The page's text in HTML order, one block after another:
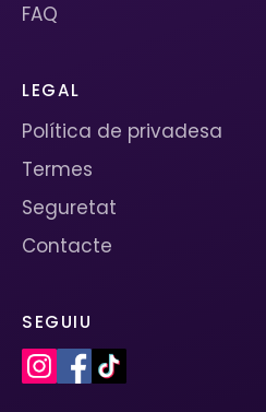
FAQ
LEGAL
Política de privadesa
Termes
Seguretat
Contacte
SEGUIU